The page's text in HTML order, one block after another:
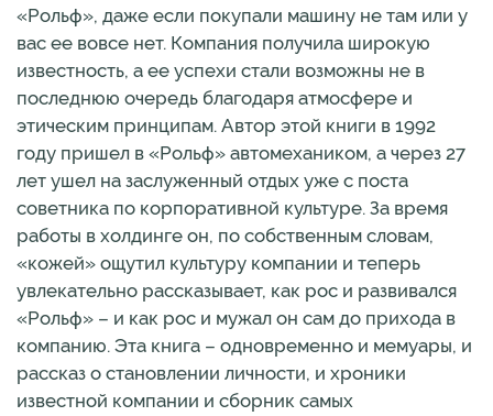
«Рольф», даже если покупали машину не там или у
вас ее вовсе нет. Компания получила широкую
известность, а ее успехи стали возможны не в
последнюю очередь благодаря атмосфере и
этическим принципам. Автор этой книги в 1992
году пришел в «Рольф» автомехаником, а через 27
лет ушел на заслуженный отдых уже с поста
советника по корпоративной культуре. За время
работы в холдинге он, по собственным словам,
«кожей» ощутил культуру компании и теперь
увлекательно рассказывает, как рос и развивался
«Рольф» – и как рос и мужал он сам до прихода в
компанию. Эта книга – одновременно и мемуары, и
рассказ о становлении личности, и хроники
известной компании и сборник самых